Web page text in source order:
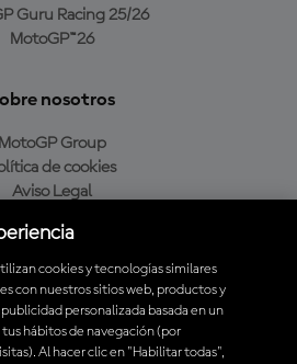
Guru Racing 25/26
MotoGP™26
nosotros
MotoGP Group
de cookies
Aviso Legal
de compra
oficial de MotoGP™
cookies y tecnologías similares
con nuestros sitios web, productos y
personalizada basada en un
hábitos de navegación (por
Al hacer clic en "Habilitar todas",